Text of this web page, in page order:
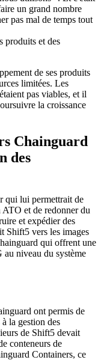
un grand nombre
pas mal de temps tout
produits et des
de ses produits
limitées. Les
pas viables, et il
la croissance
Chainguard
des
qui lui permettrait de
et de redonner du
et expédier des
Shift5 vers les images
qui offrent une
niveau du système
ont permis de
la gestion des
de Shift5 devait
conteneurs de
Containers, ce